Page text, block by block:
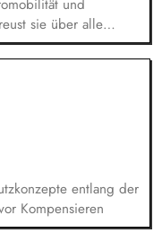
Du
und
1KOMMA5° hatten
und
sie über alle
für deine
und Material sowie
liegt in Deinem
die Projektziele
und
aller
das Service- und
Einsätze, schließt
Kunden im Betrieb
entlang der
Kompensieren